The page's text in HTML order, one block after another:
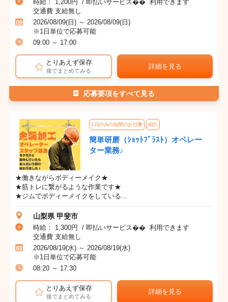
時給： 1,200円 / 即払いサービス�� 利用できます
交通費 支給無し
2026/08/09(日) ～ 2026/08/09(日)
※1日単位で応募可能
09:00 ～ 17:00
とりあえず保存
後でまとめてみる
詳細を見る
応募要項をすべて見る
1日のみの短期のお仕事 紹介
簡単研磨（ｼｮｯﾄﾌﾞﾗｽﾄ）オペレー
ター業務♪
★働きながらボディーメイク★
★筋トレに繋がるような作業です★
★ジムでボディーメイクをしている...
山梨県 甲斐市
時給： 1,300円 / 即払いサービス�� 利用できます
交通費 支給無し
2026/08/19(水) ～ 2026/08/19(水)
※1日単位で応募可能
08:20 ～ 17:30
とりあえず保存
後でまとめてみる
詳細を見る